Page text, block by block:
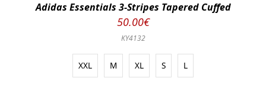
Adidas Essentials 3-Stripes Tapered Cuffed
50.00€
KY4132
XXL M XL S L